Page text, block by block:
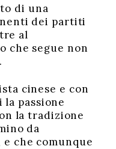
di una
dei partiti
al
che segue non
cinese e con
passione
la tradizione
da
che comunque